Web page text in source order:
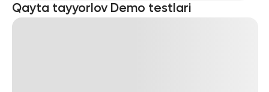
Qayta tayyorlov Demo testlari